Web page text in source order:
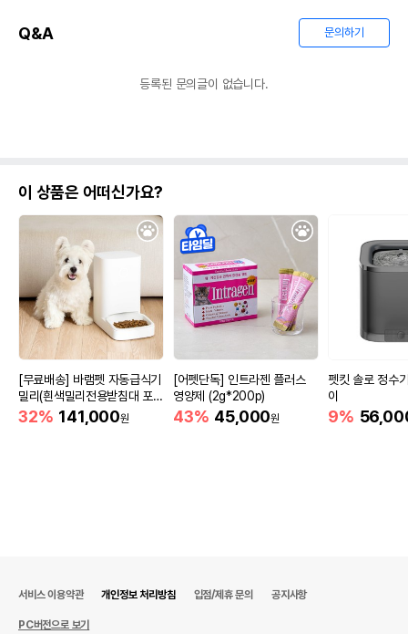
Q&A 문의하기
등록된 문의글이 없습니다.
이 상품은 어떠신가요?
[무료배송] 바램펫 자동급식기
밀리(흰색밀리전용받침대 포
함)
32% 141,000원
[어펫단독] 인트라젠 플러스
영양제 (2g*200p)
43% 45,000원
펫킷 솔로 정수
이
9%
서비스 이용약관 개인정보 처리방침 입점/제휴 문의 공지사항
PC버전으로 보기